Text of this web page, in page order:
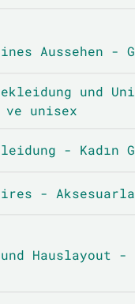
Aussehen -
und
unisex
-
-
und Hauslayout